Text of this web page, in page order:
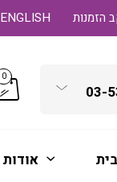
ENGLISH הזמנות
03-
0
אודות